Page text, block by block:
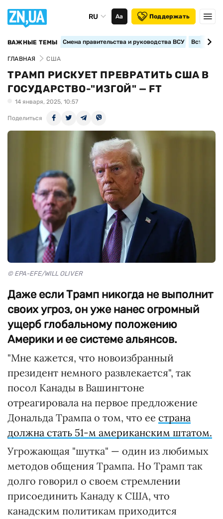
RU Аа Поддержать
ВАЖНЫЕ ТЕМЫ Смена правительства и руководства ВСУ
ГЛАВНАЯ США
ТРАМП РИСКУЕТ ПРЕВРАТИТЬ США В
ГОСУДАРСТВО-"ИЗГОЙ" — FT
14 января, 2025, 10:57
Поделиться
© EPA-EFE/WILL OLIVER
Даже если Трамп никогда не выполнит
своих угроз, он уже нанес огромный
ущерб глобальному положению
Америки и ее системе альянсов.
"Мне кажется, что новоизбранный
президент немного развлекается", так
посол Канады в Вашингтоне
отреагировала на первое предложение
Дональда Трампа о том, что ее страна
должна стать 51-м американским штатом.
Угрожающая "шутка" — один из любимых
методов общения Трампа. Но Трамп так
долго говорил о своем стремлении
присоединить Канаду к США, что
канадским политикам приходится